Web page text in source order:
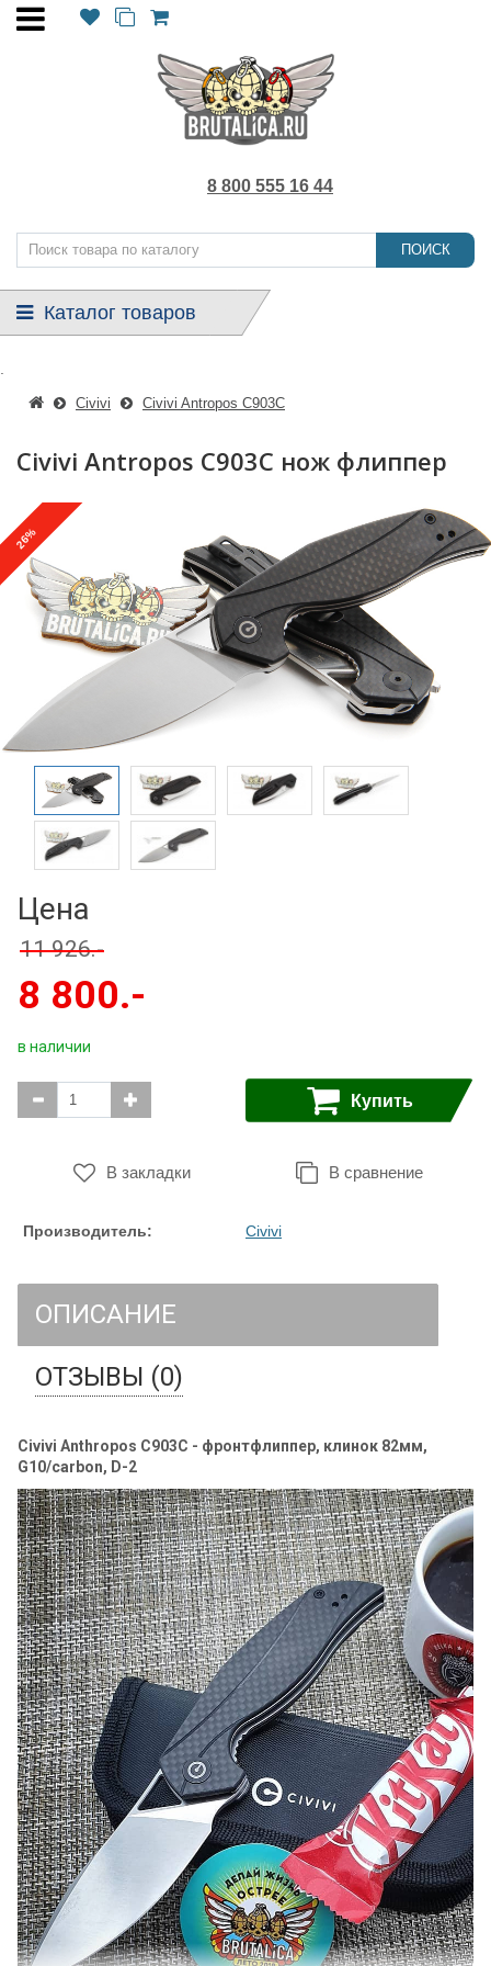
8 800 555 16 44
ПОИСК
Каталог товаров
Civivi Civivi Antropos C903C
Civivi Antropos C903C нож флиппер
26%
Цена
11 926.-
8 800.-
в наличии
Купить
В закладки В сравнение
Производитель: Civivi
ОПИСАНИЕ
ОТЗЫВЫ (0)
Civivi Anthropos C903C - фронтфлиппер, клинок 82мм,
G10/carbon, D-2